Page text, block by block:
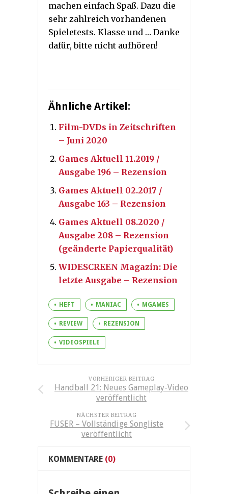
machen einfach Spaß. Dazu die
sehr zahlreich vorhandenen
Spieletests. Klasse und … Danke
dafür, bitte nicht aufhören!
Ähnliche Artikel:
Film-DVDs in Zeitschriften
– Juni 2020
Games Aktuell 11.2019 /
Ausgabe 196 – Rezension
Games Aktuell 02.2017 /
Ausgabe 163 – Rezension
Games Aktuell 08.2020 /
Ausgabe 208 – Rezension
(geänderte Papierqualität)
WIDESCREEN Magazin: Die
letzte Ausgabe – Rezension
HEFT MANIAC MGAMES
REVIEW REZENSION
VIDEOSPIELE
VORHERIGER BEITRAG
Handball 21: Neues Gameplay-Video
veröffentlicht
NÄCHSTER BEITRAG
FUSER – Vollständige Songliste
veröffentlicht
KOMMENTARE (0)